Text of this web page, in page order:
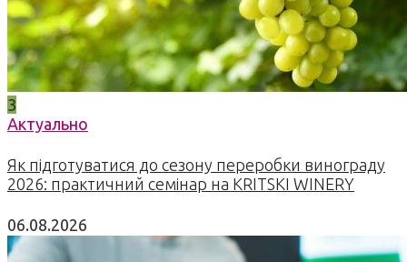
3
Актуально
Як підготуватися до сезону переробки винограду
2026: практичний семінар на KRITSKI WINERY
06.08.2026